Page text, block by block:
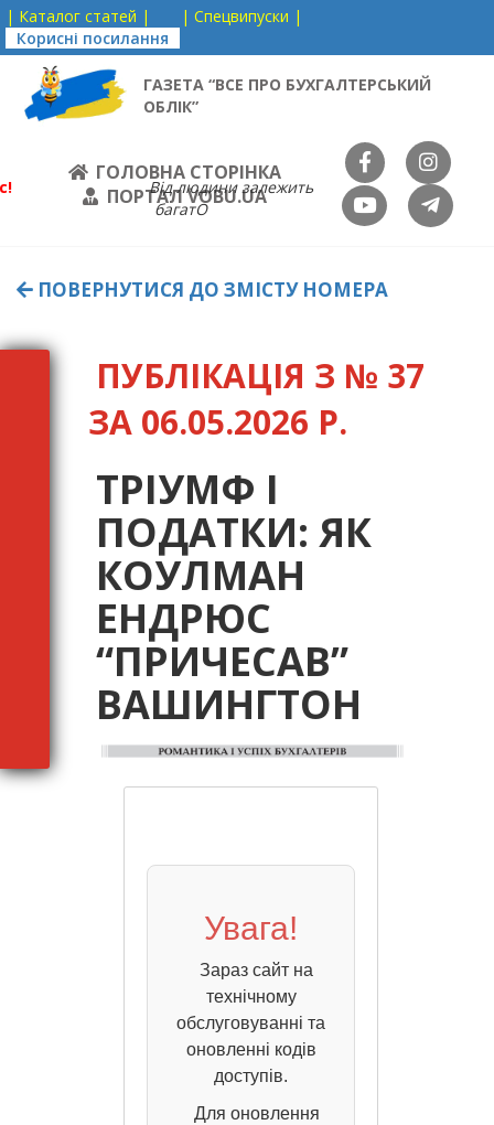
| Каталог статей |
| Спецвипуски |
Корисні посилання
ГАЗЕТА “ВСЕ ПРО БУХГАЛТЕРСЬКИЙ
ОБЛІК”
ГОЛОВНА СТОРІНКА
ПОРТАЛ VOBU.UA
Від людини залежить
багатО
ПОВЕРНУТИСЯ ДО ЗМІСТУ НОМЕРА
ПУБЛІКАЦІЯ З № 37
ЗА 06.05.2026 Р.
ТРІУМФ І
ПОДАТКИ: ЯК
КОУЛМАН
ЕНДРЮС
“ПРИЧЕСАВ”
ВАШИНГТОН
Увага!
Зараз сайт на
технічному
обслуговуванні та
оновленні кодів
доступів.
Для оновлення